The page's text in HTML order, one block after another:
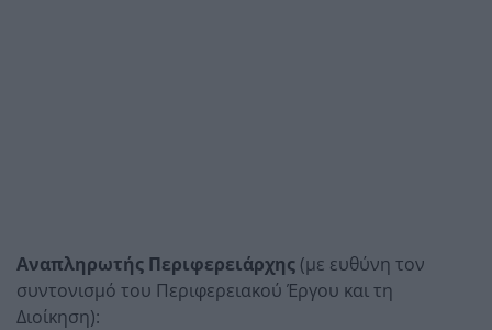
Αναπληρωτής Περιφερειάρχης (με ευθύνη τον
συντονισμό του Περιφερειακού Έργου και τη
Διοίκηση):